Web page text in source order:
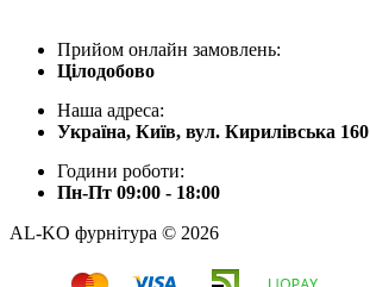
Прийом онлайн замовлень:
Цілодобово
Наша адреса:
Україна, Київ, вул. Кирилівська 160
Години роботи:
Пн-Пт 09:00 - 18:00
AL-KO фурнітура © 2026